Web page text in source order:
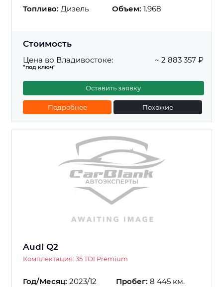
Топливо: Дизель Объем: 1.968
Стоимость
Цена во Владивостоке:
"под ключ"
~ 2 883 357 ₽
Оставить заявку
Подробнее Похожие
Audi Q2
Комплектация: 35 TDI Premium
Год/Месяц: 2023/12 Пробег: 8 445 км.